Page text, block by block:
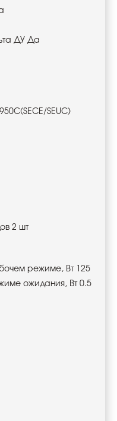
ДУ Да
SEUC)
2 шт
режиме, Вт 125
ожидания, Вт 0.5